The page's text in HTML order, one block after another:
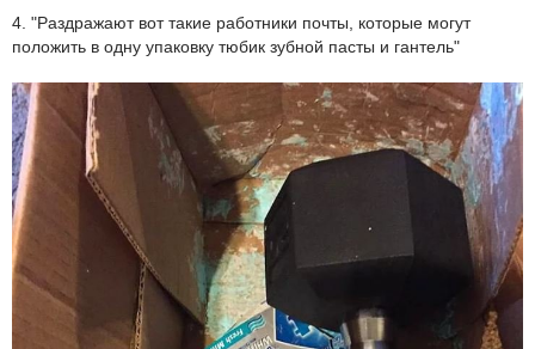
4. "Раздражают вот такие работники почты, которые могут
положить в одну упаковку тюбик зубной пасты и гантель"